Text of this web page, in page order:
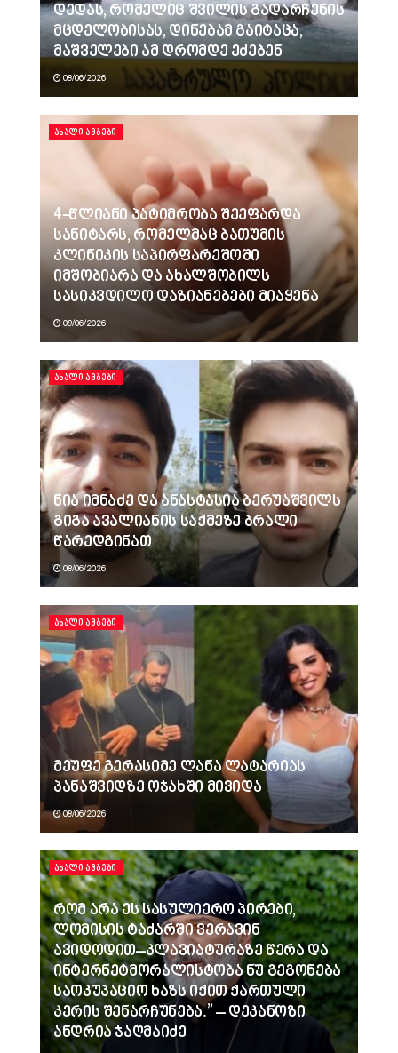
დედას, რომელიც შვილის გადარჩენის
მცდელობისას, დინებამ გაიტაცა,
მაშველები ამ დრომდე ეძებენ
08/06/2026
ᲐᲮᲐᲚᲘ ᲐᲛᲑᲔᲑᲘ
4-წლიანი პატიმრობა შეეფარდა
სანიტარს, რომელმაც ბათუმის
კლინიკის საპირფარეშოში
იმშობიარა და ახალშობილს
სასიკვდილო დაზიანებები მიაყენა
08/06/2026
ᲐᲮᲐᲚᲘ ᲐᲛᲑᲔᲑᲘ
ნია იმნაძე და ანასტასია ბერუაშვილს
გიგა ავალიანის საქმეზე ბრალი
წარედგინათ
08/06/2026
ᲐᲮᲐᲚᲘ ᲐᲛᲑᲔᲑᲘ
მეუფე გერასიმე ლანა ლატარიას
პანაშვიდზე ოჯახში მივიდა
08/06/2026
ᲐᲮᲐᲚᲘ ᲐᲛᲑᲔᲑᲘ
რომ არა ეს სასულიერო პირები,
ლომისის ტაძარში ვერავინ
ავიდოდით–კლავიატურაზე წერა და
ინტერნეტმორალისტობა ნუ გეგონება
საოკუპაციო ხაზს იქით ქართული
კერის შენარჩუნება.” – დეკანოზი
ანდრია ჯაღმაიძე